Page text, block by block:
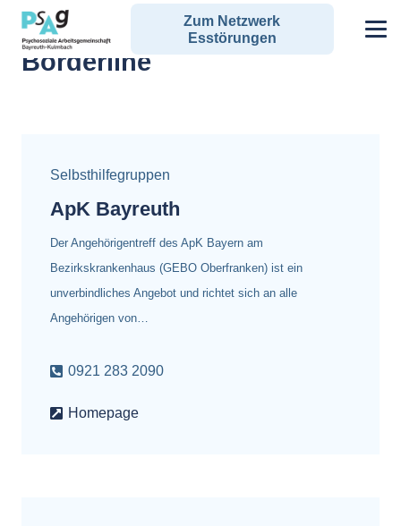
Zum Netzwerk
Esstörungen
Alle Angebote zum Schlagwort:
Borderline
Selbsthilfegruppen
ApK Bayreuth
Der Angehörigentreff des ApK Bayern am
Bezirkskrankenhaus (GEBO Oberfranken) ist ein
unverbindliches Angebot und richtet sich an alle
Angehörigen von…
0921 283 2090
Homepage